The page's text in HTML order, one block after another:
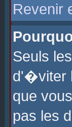
Revenir
Seuls
d'�viter
que
pas les